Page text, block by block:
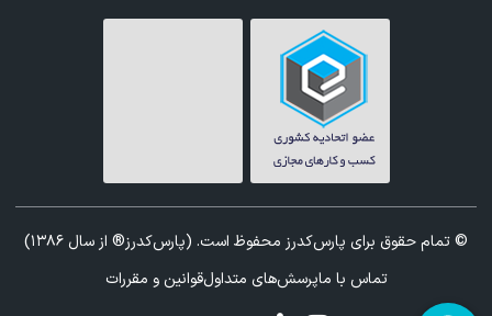
© تمام حقوق برای پارس‌کدرز محفوظ است. (پارس‌کدرز® از سال 1386)
تماس با ماپرسش‌های متداولقوانین و مقررات